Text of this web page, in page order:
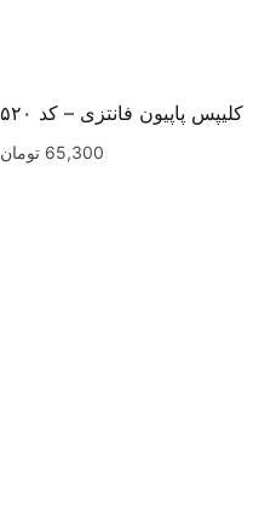
کلیپس پاپیون فانتزی – کد ۵۲۰
65,300 تومان